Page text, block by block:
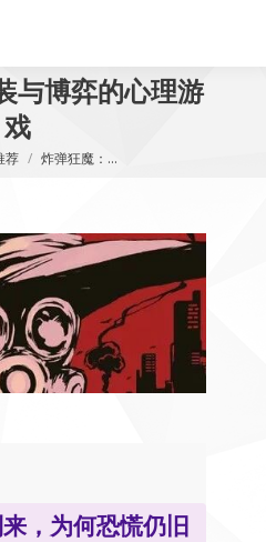
与博弈的心理游
戏
荐 炸弹狂魔：…
，为何恐慌仍旧